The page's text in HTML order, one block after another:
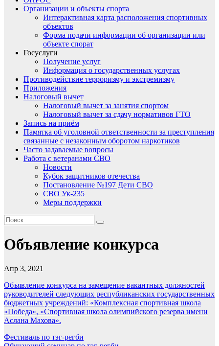
Организации и объекты спорта
Интерактивная карта расположения спортивных
объектов
Форма подачи информации об организации или
объекте спорат
Госуслуги
Получение услуг
Информация о государственных услугах
Противодействие терроризму и экстремизму
Приложения
Налоговый вычет
Налоговый вычет за занятия спортом
Налоговый вычет за сдачу нормативов ГТО
Запись на приём
Памятка об уголовной ответственности за преступления
связанные с незаконным оборотом наркотиков
Часто задаваемые вопросы
Работа с ветеранами СВО
Новости
Кубок защитников отечества
Постановление №197 Дети СВО
СВО Ук-235
Меры поддержки
Объявление конкурса
Апр 3, 2021
Объявление конкурса на замещение вакантных должностей
руководителей следующих республиканских государственных
бюджетных учреждений: «Комплексная спортивная школа
«Победа», «Спортивная школа олимпийского резерва имени
Аслана Махова».
Навигация
Фестиваль по тэг-регби